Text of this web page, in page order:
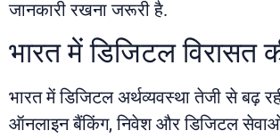
जानकारी रखना जरूरी है.
भारत में डिजिटल विरासत
भारत में डिजिटल अर्थव्यवस्था तेजी से बढ़
ऑनलाइन बैंकिंग, निवेश और डिजिटल